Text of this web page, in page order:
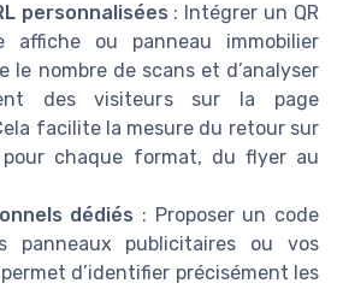
personnalisées : Intégrer un QR
affiche ou panneau immobilier
le nombre de scans et d’analyser
des visiteurs sur la page
facilite la mesure du retour sur
pour chaque format, du flyer au
dédiés : Proposer un code
panneaux publicitaires ou vos
d’identifier précisément les